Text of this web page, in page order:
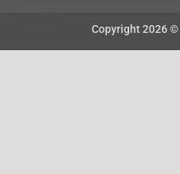
Copyright 2026 ©